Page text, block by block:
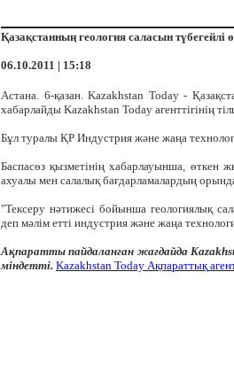
Қазақстанның геология саласын түбегейлі
06.10.2011 | 15:18
Астана. 6-қазан. Kazakhstan Today -
хабарлайды Kazakhstan Today агенттігінің
Бұл туралы ҚР Индустрия және жаңа
Баспасөз қызметінің хабарлауынша,
ахуалы мен салалық бағдарламалардың
"Тексеру нәтижесі бойынша геологиялық
деп мәлім етті индустрия және жаңа
Ақпаратты пайдаланған жағдайда
міндетті. Kazakhstan Today Ақпараттық